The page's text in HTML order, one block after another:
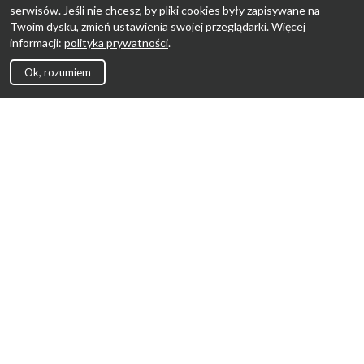
serwisów. Jeśli nie chcesz, by pliki cookies były zapisywane na
Twoim dysku, zmień ustawienia swojej przeglądarki. Więcej
informacji: polityka prywatności.
Ok, rozumiem